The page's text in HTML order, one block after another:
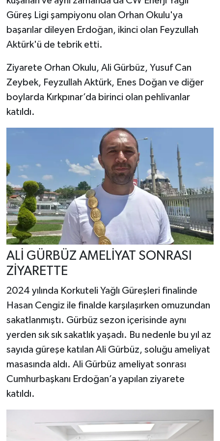
Güreş Ligi şampiyonu olan Orhan Okulu'ya
başarılar dileyen Erdoğan, ikinci olan Feyzullah
Aktürk'ü de tebrik etti.
Ziyarete Orhan Okulu, Ali Gürbüz, Yusuf Can
Zeybek, Feyzullah Aktürk, Enes Doğan ve diğer
boylarda Kırkpınar’da birinci olan pehlivanlar
katıldı.
ALİ GÜRBÜZ AMELİYAT SONRASI
ZİYARETTE
2024 yılında Korkuteli Yağlı Güreşleri finalinde
Hasan Cengiz ile finalde karşılaşırken omuzundan
sakatlanmıştı. Gürbüz sezon içerisinde aynı
yerden sık sık sakatlık yaşadı. Bu nedenle bu yıl az
sayıda güreşe katılan Ali Gürbüz, soluğu ameliyat
masasında aldı. Ali Gürbüz ameliyat sonrası
Cumhurbaşkanı Erdoğan’a yapılan ziyarete
katıldı.